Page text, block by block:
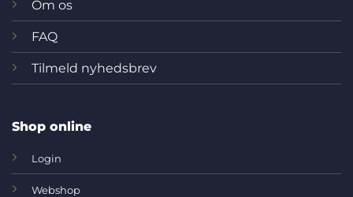
Om os
FAQ
Tilmeld nyhedsbrev
Shop online
Login
Webshop